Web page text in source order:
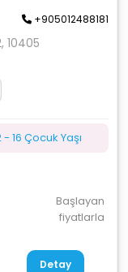
+905012488181
10405
- 16 Çocuk Yaşı
Başlayan
fiyatlarla
Detay